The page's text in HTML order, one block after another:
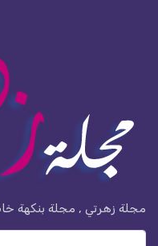
مجلة زهرتي , مجلة بنكهة